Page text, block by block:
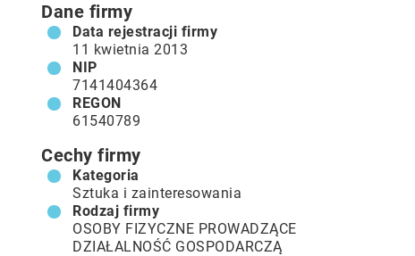
Dane firmy
Data rejestracji firmy
11 kwietnia 2013
NIP
7141404364
REGON
61540789
Cechy firmy
Kategoria
Sztuka i zainteresowania
Rodzaj firmy
OSOBY FIZYCZNE PROWADZĄCE
DZIAŁALNOŚĆ GOSPODARCZĄ